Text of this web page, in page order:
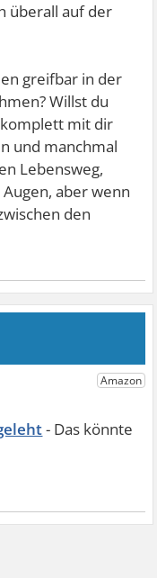
überall auf der
greifbar in der
Willst du
mit dir
und manchmal
Lebensweg,
aber wenn
den